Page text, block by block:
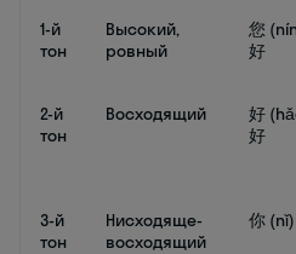
1-й
тон
Высокий,
ровный
您
好
2-й
тон
Восходящий
好
好
3-й
тон
Нисходяще-
восходящий
你